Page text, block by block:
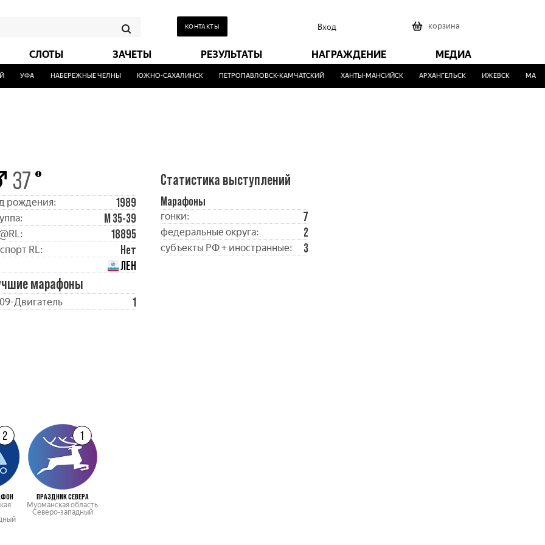
КОНТАКТЫ Вход корзина
СЛОТЫ ЗАЧЕТЫ РЕЗУЛЬТАТЫ НАГРАЖДЕНИЕ МЕДИА
УФА НАБЕРЕЖНЫЕ ЧЕЛНЫ ЮЖНО-САХАЛИНСК ПЕТРОПАВЛОВСК-КАМЧАТСКИЙ ХАНТЫ-МАНСИЙСК АРХАНГЕЛЬСК ИЖЕВСК
37
рождения: 1989
М 35-39
18895
RL:
Нет
ЛЕН
марафоны
Двигатель 1
Статистика выступлений
Марафоны
гонки: 7
федеральные округа: 2
субъекты РФ + иностранные: 3
2 1
ПРАЗДНИК СЕВЕРА
Мурманская область
Северо-западный